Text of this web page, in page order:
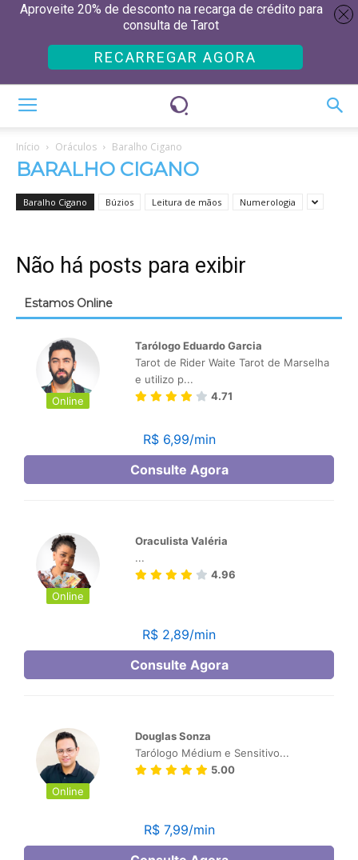
Início Oráculos Baralho Cigano
BARALHO CIGANO
Baralho Cigano Búzios Leitura de mãos Numerologia
Não há posts para exibir
Estamos Online
Aproveite 20% de desconto na recarga de crédito para
consulta de Tarot
RECARREGAR AGORA